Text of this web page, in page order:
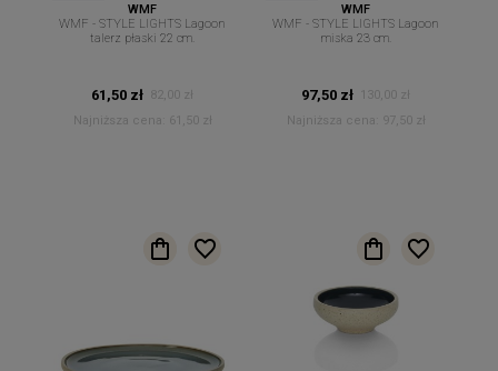
WMF
WMF - STYLE LIGHTS Lagoon
talerz płaski 22 cm.
61,50 zł 82,00 zł
Najniższa cena:
61,50 zł
WMF
WMF - STYLE LIGHTS Lagoon
miska 23 cm.
97,50 zł
130,00 zł
Najniższa cena:
97,50 zł